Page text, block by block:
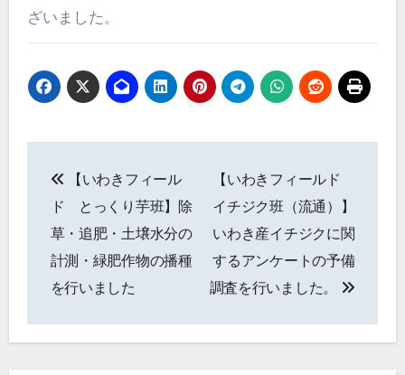
ざいました。
ナ
ビ
ー
【いわきフィール
ド とっくり芋班】除
草・追肥・土壌水分の
計測・緑肥作物の播種
を行いました
【いわきフィールド
イチジク班（流通）】
いわき産イチジクに関
するアンケートの予備
調査を行いました。